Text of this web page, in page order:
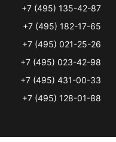
+7 (495) 135-42-87
+7 (495) 182-17-65
+7 (495) 021-25-26
+7 (495) 023-42-98
+7 (495) 431-00-33
+7 (495) 128-01-88